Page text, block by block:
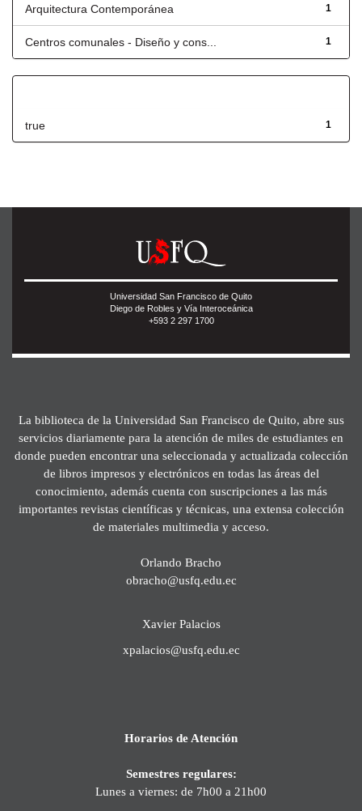
1
Arquitectura Contemporánea
1
Centros comunales - Diseño y cons...
1
true
Universidad San Francisco de Quito
Diego de Robles y Vía Interoceánica
+593 2 297 1700
La biblioteca de la Universidad San Francisco de Quito, abre sus
servicios diariamente para la atención de miles de estudiantes en
donde pueden encontrar una seleccionada y actualizada colección
de libros impresos y electrónicos en todas las áreas del
conocimiento, además cuenta con suscripciones a las más
importantes revistas científicas y técnicas, una extensa colección
de materiales multimedia y acceso.
Orlando Bracho
obracho@usfq.edu.ec
Xavier Palacios
xpalacios@usfq.edu.ec
Horarios de Atención
Semestres regulares:
Lunes a viernes: de 7h00 a 21h00